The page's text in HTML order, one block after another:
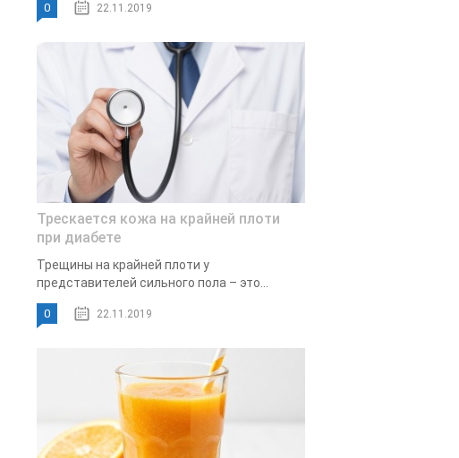
0 22.11.2019
Трескается кожа на крайней плоти
при диабете
Трещины на крайней плоти у
представителей сильного пола – это...
0 22.11.2019